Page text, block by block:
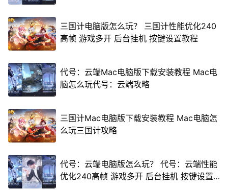
三国计电脑版怎么玩？ 三国计性能优化240
高帧 游戏多开 后台挂机 按键设置教程
代号：云端Mac电脑版下载安装教程 Mac电
脑怎么玩代号：云端攻略
三国计Mac电脑版下载安装教程 Mac电脑怎
么玩三国计攻略
代号：云端电脑版怎么玩？ 代号：云端性能
优化240高帧 游戏多开 后台挂机 按键设置